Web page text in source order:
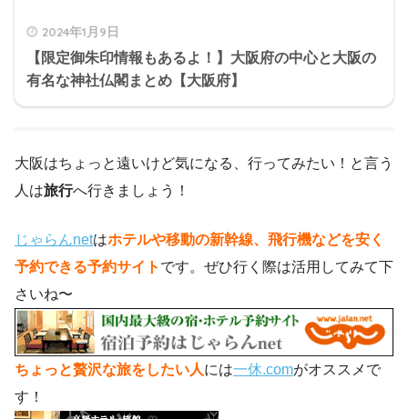
2024年1月9日
【限定御朱印情報もあるよ！】大阪府の中心と大阪の
有名な神社仏閣まとめ【大阪府】
大阪はちょっと遠いけど気になる、行ってみたい！と言う
人は旅行へ行きましょう！
じゃらんnetはホテルや移動の新幹線、飛行機などを安く
予約できる予約サイト です。ぜひ行く際は活用してみて下
さいね〜
ちょっと贅沢な旅をしたい人には一休.comがオススメで
す！